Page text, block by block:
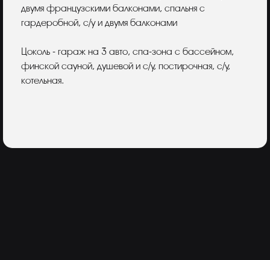
двумя французскими балконами, спальня с
гардеробной, с/у и двумя балконами
Цоколь - гараж на 3 авто, спа-зона с бассейном,
финской сауной, душевой и с/у, постирочная, с/у,
котельная.